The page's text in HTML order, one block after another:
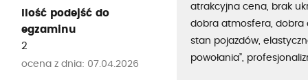
Ilość podejść do
egzaminu
2
ocena z dnia: 07.04.2026
atrakcyjna cena, brak
dobra atmosfera, dobra
stan pojazdów,
powołania”,